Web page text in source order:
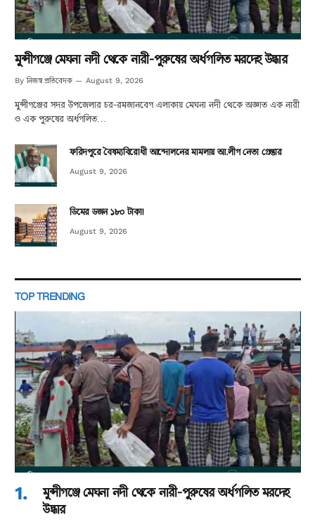
মুন্সীগঞ্জে মেঘনা নদী থেকে নারী-পুরুষের অর্ধগলিত মরদেহ উদ্ধার
By নিজস্ব প্রতিবেদক August 9, 2026
মুন্সীগঞ্জের সদর উপজেলার চর-রমজানবেগ এলাকায় মেঘনা নদী থেকে অজ্ঞাত এক নারী
ও এক পুরুষের অর্ধগলিত…
ফরিদপুরে বৈষম্যবিরোধী আন্দোলনের মামলায় আ.লীগ নেতা গ্রেপ্তার
August 9, 2026
ডিমের ডজন ১৮০ টাকা!
August 9, 2026
TOP TRENDING
মুন্সীগঞ্জে মেঘনা নদী থেকে নারী-পুরুষের অর্ধগলিত মরদেহ
উদ্ধার